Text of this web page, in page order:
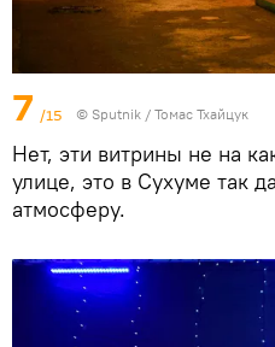
7 /15 © Sputnik / Томас Тхайцук
Нет, эти витрины не на
улице, это в Сухуме так
атмосферу.